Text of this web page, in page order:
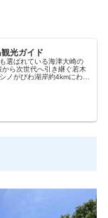
光ガイド
選ばれている海津大崎の
ら次世代へ引き継ぐ若木
ノがびわ湖岸約4kmにわた